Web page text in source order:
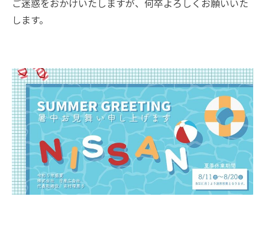
​ご迷惑をおかけいたしますが、何卒よろしくお願いいた
します。